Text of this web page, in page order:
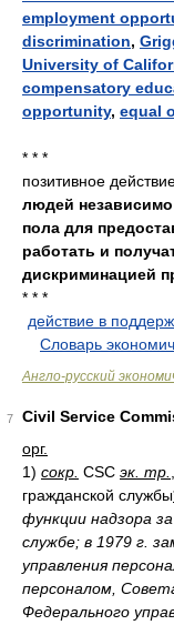
employment
discrimination,
University of
compensatory
opportunity, equal
* * *
позитивное
людей независимо
пола для
работать и
дискриминацией
* * *
действие в
Словарь
Англо-русский
7
Civil Service
орг.
1) сокр. CSC эк. тр.
гражданской службы
функции надзора
службе; в 1979 г.
управления
персоналом,
Федерального